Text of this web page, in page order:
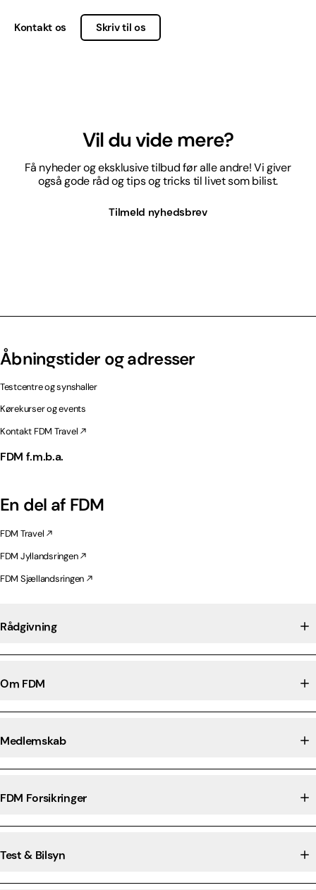
Kontakt os Skriv til os
Vil du vide mere?
Få nyheder og eksklusive tilbud før alle andre! Vi giver
også gode råd og tips og tricks til livet som bilist.
Tilmeld nyhedsbrev
Åbningstider og adresser
Testcentre og synshaller
Kørekurser og events
Kontakt FDM Travel
FDM f.m.b.a.
En del af FDM
FDM Travel
FDM Jyllandsringen
FDM Sjællandsringen
Rådgivning
Om FDM
Medlemskab
FDM Forsikringer
Test & Bilsyn